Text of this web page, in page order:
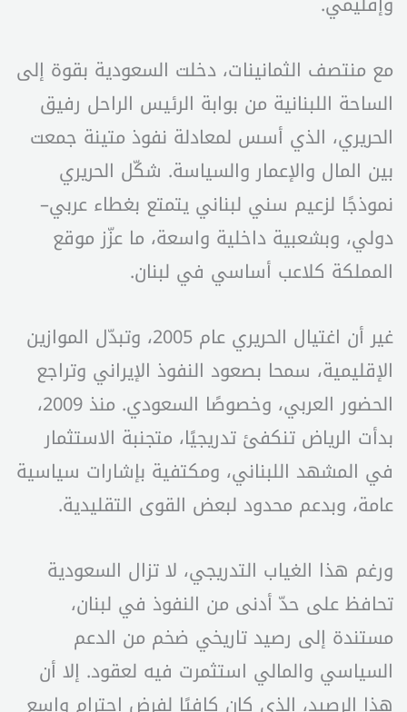
مع منتصف الثمانينات، دخلت السعودية بقوة إلى
الساحة اللبنانية من بوابة الرئيس الراحل رفيق
الحريري، الذي أسس لمعادلة نفوذ متينة جمعت
بين المال والإعمار والسياسة. شكّل الحريري
نموذجًا لزعيم سني لبناني يتمتع بغطاء عربي–
دولي، وبشعبية داخلية واسعة، ما عزّز موقع
المملكة كلاعب أساسي في لبنان.
غير أن اغتيال الحريري عام 2005، وتبدّل الموازين
الإقليمية، سمحا بصعود النفوذ الإيراني وتراجع
الحضور العربي، وخصوصًا السعودي. منذ 2009،
بدأت الرياض تنكفئ تدريجيًا، متجنبة الاستثمار
في المشهد اللبناني، ومكتفية بإشارات سياسية
عامة، وبدعم محدود لبعض القوى التقليدية.
ورغم هذا الغياب التدريجي، لا تزال السعودية
تحافظ على حدّ أدنى من النفوذ في لبنان،
مستندة إلى رصيد تاريخي ضخم من الدعم
السياسي والمالي استثمرت فيه لعقود. إلا أن
هذا الرصيد، الذي كان كافيًا لفرض احترام واسع